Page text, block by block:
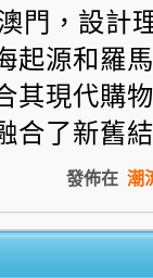
門，設計
起源和羅
其現代購
合了新舊
發佈在 潮